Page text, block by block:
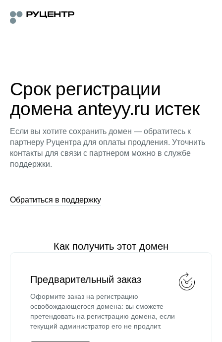
Срок регистрации
домена anteyy.ru истек
Если вы хотите сохранить домен — обратитесь к
партнеру Руцентра для оплаты продления. Уточнить
контакты для связи с партнером можно в службе
поддержки.
Обратиться в поддержку
Как получить этот домен
Предварительный заказ
Оформите заказ на регистрацию
освобождающегося домена: вы сможете
претендовать на регистрацию домена, если
текущий администратор его не продлит.